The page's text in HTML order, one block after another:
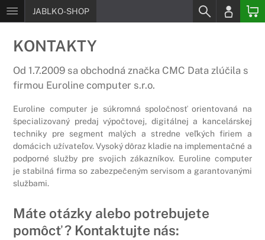
JABLKO-SHOP
KONTAKTY
Od 1.7.2009 sa obchodná značka CMC Data zlúčila s
firmou Euroline computer s.r.o.
Euroline computer je súkromná spoločnosť orientovaná na
špecializovaný predaj výpočtovej, digitálnej a kancelárskej
techniky pre segment malých a stredne veľkých firiem a
domácich užívateľov. Vysoký dôraz kladie na implementačné a
podporné služby pre svojich zákazníkov. Euroline computer
je stabilná firma so zabezpečeným servisom a garantovanými
službami.
Máte otázky alebo potrebujete
pomôcť ? Kontaktujte nás: